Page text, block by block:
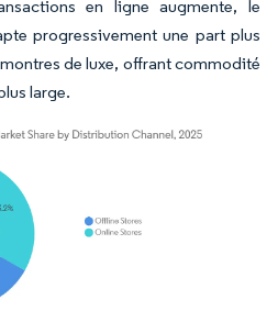
en ligne augmente, le
progressivement une part plus
de luxe, offrant commodité
large.